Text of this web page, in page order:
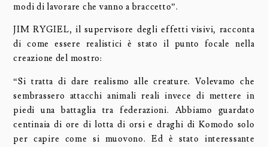
modi di lavorare che vanno a braccetto”.
JIM RYGIEL, il supervisore degli effetti visivi, racconta
di come essere realistici è stato il punto focale nella
creazione del mostro:
“Si tratta di dare realismo alle creature. Volevamo che
sembrassero attacchi animali reali invece di mettere in
piedi una battaglia tra federazioni. Abbiamo guardato
centinaia di ore di lotta di orsi e draghi di Komodo solo
per capire come si muovono. Ed è stato interessante